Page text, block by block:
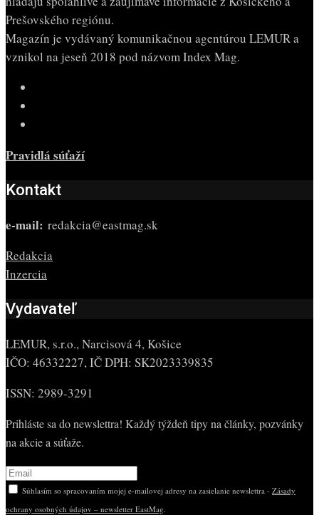
Prešovského regiónu.
Magazín je vydávaný komunikačnou agentúrou LEMUR a
vznikol na jeseň 2018 pod názvom Index Mag.
Pravidlá súťaží
Kontakt
e-mail: redakcia@eastmag.sk
Redakcia
Inzercia
Vydavateľ
LEMUR, s.r.o., Narcisová 4, Košice
IČO: 46332227, IČ DPH: SK2023339835
ISSN: 2989-3291
Prihláste sa do newslettra! Každý týždeň tipy na články, pozvánky
na akcie a súťaže.
Súhlasím so spracovaním mojej e-mailovej adresy na zasielanie newslettra - Zásady
ochrany osobných údajov – newsletter EastMag